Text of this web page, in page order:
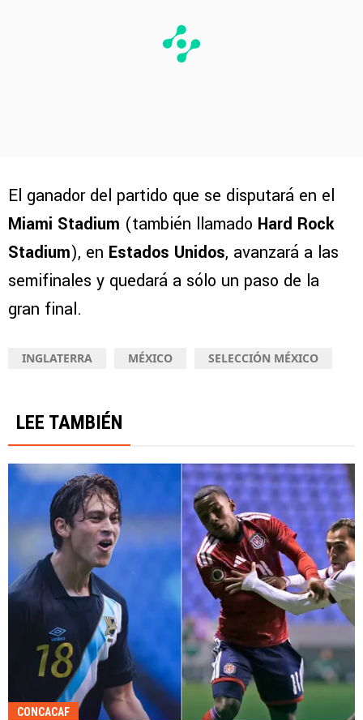
El ganador del partido que se disputará en el
Miami Stadium (también llamado Hard Rock
Stadium), en Estados Unidos, avanzará a las
semifinales y quedará a sólo un paso de la
gran final.
INGLATERRA MÉXICO SELECCIÓN MÉXICO
LEE TAMBIÉN
CONCACAF